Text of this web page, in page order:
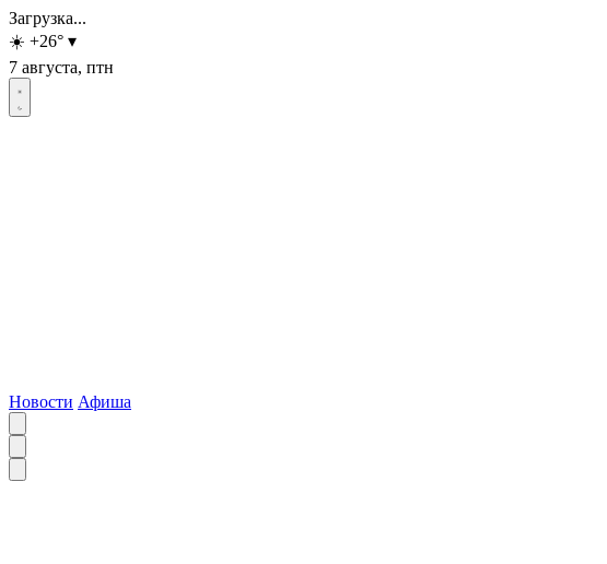
Загрузка...
☀️ +26° ▾
7 августа, птн
Новости Афиша